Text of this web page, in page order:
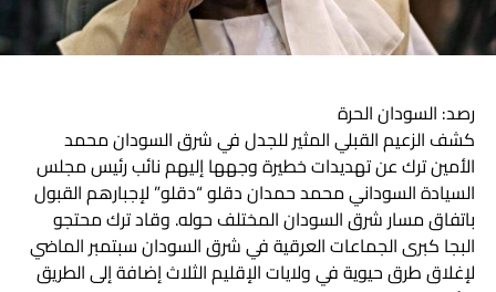
رصد: السودان الحرة
كشف الزعيم القبلي المثير للجدل في شرق السودان محمد
الأمين ترك عن تهديدات خطيرة وجهها إليهم نائب رئيس مجلس
السيادة السوداني محمد حمدان دقلو “دقلو” لإجبارهم القبول
باتفاق مسار شرق السودان المختلف حوله. وقاد ترك محتجو
البجا كبرى الجماعات العرقية في شرق السودان سبتمبر الماضي
لإغلاق طرق حيوية في ولايات الإقليم الثلاث إضافة إلى الطريق